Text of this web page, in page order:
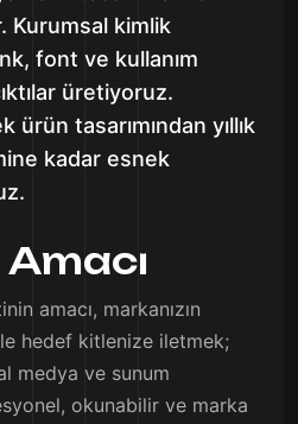
Kurumsal kimlik
font ve kullanım
üretiyoruz.
ürün tasarımından yıllık
kadar esnek
amacı, markanızın
hedef kitlenize iletmek;
medya ve sunum
okunabilir ve marka